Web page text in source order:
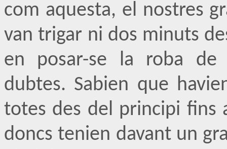
com aquesta, el nostres
van trigar ni dos minuts
en posar-se la roba
dubtes. Sabien que
totes des del principi fins
doncs tenien davant un